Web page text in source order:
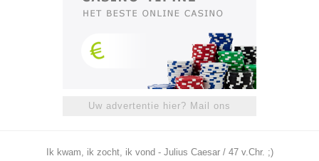
Uw advertentie hier? Mail ons
Ik kwam, ik zocht, ik vond - Julius Caesar / 47 v.Chr. ;)